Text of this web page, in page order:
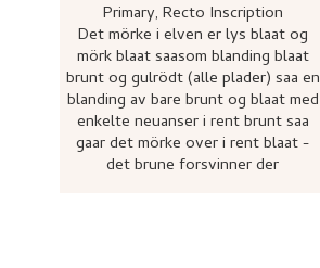
Primary, Recto Inscription
Det mörke i elven er lys blaat og
mörk blaat saasom blanding blaat
brunt og gulrödt (alle plader) saa en
blanding av bare brunt og blaat med
enkelte neuanser i rent brunt saa
gaar det mörke over i rent blaat -
det brune forsvinner der